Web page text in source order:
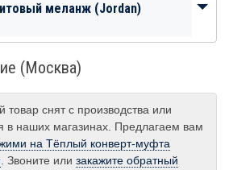
меланж (Jordan)
(Москва)
снят с производства или
в наших магазинах. Предлагаем вам
на Тёплый конверт-муфта
. Звоните или закажите обратный